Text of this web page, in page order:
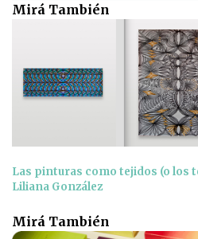
Mirá También
Las pinturas como tejidos (o los
Liliana González
Mirá También